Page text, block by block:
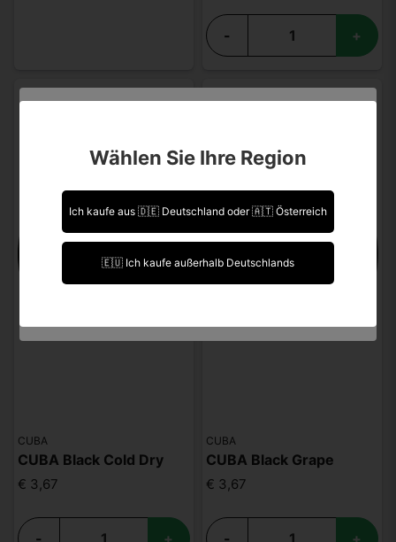
- +
CUBA
CUBA Black Cold Dry
€ 3,67
- +
CUBA
CUBA Black Grape
€ 3,67
- +
Sind Sie über 18 Jahre alt?
Leider können Sie Ihre Daten nicht selbst ändern.
Ich bin über 18 Jahre alt.
Ich bin unter 18 Jahre alt.
Wählen Sie Ihre Region
Ich kaufe aus 🇩🇪 Deutschland oder 🇦🇹 Österreich
🇪🇺 Ich kaufe außerhalb Deutschlands